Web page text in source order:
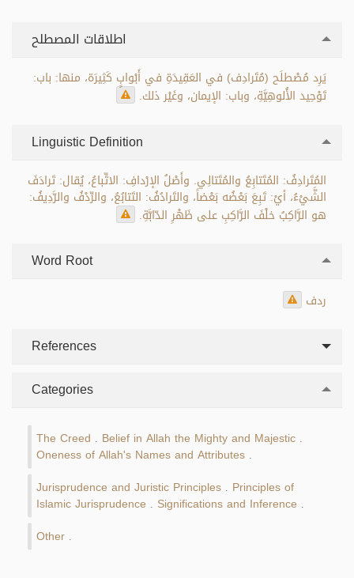
اطلاقات المصطلح
يَرِد مُصْطلَح (مُتَرادِف) في العَقِيدَةِ في أَبْوابٍ كَثِيرَة، منها: باب:
تَوْحِيد الأُلوهِيَّةِ، وباب: الإيمان، وغَيْر ذلك.
Linguistic Definition
المُتَرادِفُ: المُتَتابِعُ والمُتَتالِي. وأَصْلُ الإرْدافِ: الاتِّباعُ، يُقال: تَرادَفَ
الشَّيْءُ، أيْ: تَبِعَ بَعْضُه بَعْضاً، والتَرادُفُ: التَتابُعُ، والرِّدْفُ والرَّدِيفُ:
هو الرَّاكِبُ خلْفَ الرَّاكِبِ على ظَهْرِ الدّابَّةِ.
Word Root
ردف
References
Categories
The Creed Belief in Allah the Mighty and Majestic
Oneness of Allah's Names and Attributes
Jurisprudence and Juristic Principles Principles of
Islamic Jurisprudence Significations and Inference
Other